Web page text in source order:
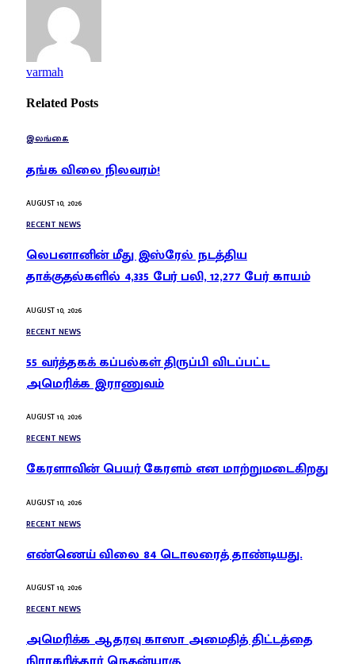
varmah
Related Posts
இலங்கை
தங்க விலை நிலவரம்!
AUGUST 10, 2026
RECENT NEWS
லெபனானின் மீது இஸ்ரேல் நடத்திய
தாக்குதல்களில் 4,335 பேர் பலி, 12,277 பேர் காயம்
AUGUST 10, 2026
RECENT NEWS
55 வர்த்தகக் கப்பல்கள் திருப்பி விடப்பட்ட
அமெரிக்க இராணுவம்
AUGUST 10, 2026
RECENT NEWS
கேரளாவின் பெயர் கேரளம் என மாற்றுமடைகிறது
AUGUST 10, 2026
RECENT NEWS
எண்ணெய் விலை 84 டொலரைத் தாண்டியது.
AUGUST 10, 2026
RECENT NEWS
அமெரிக்க ஆதரவு காஸா அமைதித் திட்டத்தை